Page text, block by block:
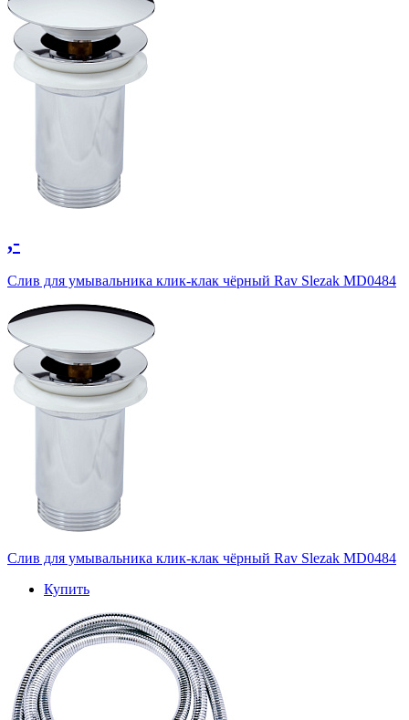
,-
Слив для умывальника клик-клак чёрный Rav Slezak MD0484
Слив для умывальника клик-клак чёрный Rav Slezak MD0484
Купить